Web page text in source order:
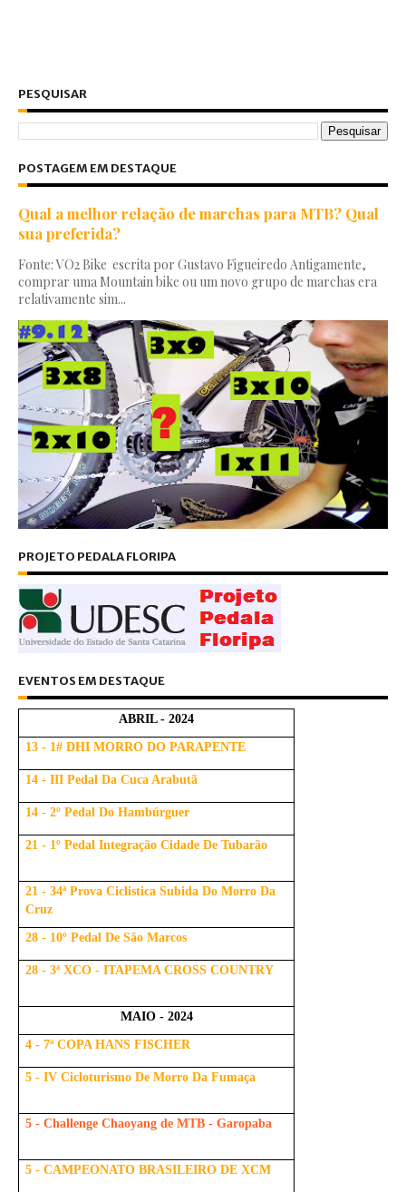
PESQUISAR
POSTAGEM EM DESTAQUE
Qual a melhor relação de marchas para MTB? Qual
sua preferida?
Fonte: VO2 Bike escrita por Gustavo Figueiredo Antigamente,
comprar uma Mountain bike ou um novo grupo de marchas era
relativamente sim...
PROJETO PEDALA FLORIPA
EVENTOS EM DESTAQUE
ABRIL - 2024
13 - 1# DHI MORRO DO PARAPENTE
14 - III Pedal Da Cuca Arabutã
14 - 2º Pedal Do Hambúrguer
21 - 1º Pedal Integração Cidade De Tubarão
21 - 34ª Prova Ciclistica Subida Do Morro Da
Cruz
28 - 10º Pedal De São Marcos
28 - 3ª XCO - ITAPEMA CROSS COUNTRY
MAIO - 2024
4 - 7ª COPA HANS FISCHER
5 - IV Cicloturismo De Morro Da Fumaça
5 - Challenge Chaoyang de MTB - Garopaba
5 - CAMPEONATO BRASILEIRO DE XCM